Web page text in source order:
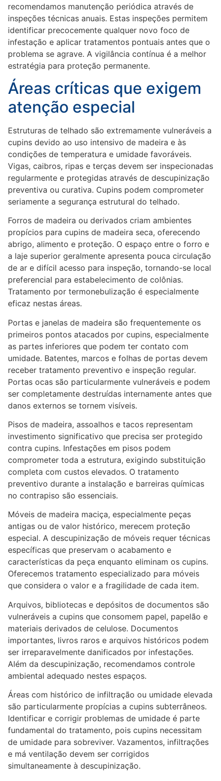
recomendamos manutenção periódica através de
inspeções técnicas anuais. Estas inspeções permitem
identificar precocemente qualquer novo foco de
infestação e aplicar tratamentos pontuais antes que o
problema se agrave. A vigilância contínua é a melhor
estratégia para proteção permanente.
Áreas críticas que exigem
atenção especial
Estruturas de telhado são extremamente vulneráveis a
cupins devido ao uso intensivo de madeira e às
condições de temperatura e umidade favoráveis.
Vigas, caibros, ripas e terças devem ser inspecionadas
regularmente e protegidas através de descupinização
preventiva ou curativa. Cupins podem comprometer
seriamente a segurança estrutural do telhado.
Forros de madeira ou derivados criam ambientes
propícios para cupins de madeira seca, oferecendo
abrigo, alimento e proteção. O espaço entre o forro e
a laje superior geralmente apresenta pouca circulação
de ar e difícil acesso para inspeção, tornando-se local
preferencial para estabelecimento de colônias.
Tratamento por termonebulização é especialmente
eficaz nestas áreas.
Portas e janelas de madeira são frequentemente os
primeiros pontos atacados por cupins, especialmente
as partes inferiores que podem ter contato com
umidade. Batentes, marcos e folhas de portas devem
receber tratamento preventivo e inspeção regular.
Portas ocas são particularmente vulneráveis e podem
ser completamente destruídas internamente antes que
danos externos se tornem visíveis.
Pisos de madeira, assoalhos e tacos representam
investimento significativo que precisa ser protegido
contra cupins. Infestações em pisos podem
comprometer toda a estrutura, exigindo substituição
completa com custos elevados. O tratamento
preventivo durante a instalação e barreiras químicas
no contrapiso são essenciais.
Móveis de madeira maciça, especialmente peças
antigas ou de valor histórico, merecem proteção
especial. A descupinização de móveis requer técnicas
específicas que preservam o acabamento e
características da peça enquanto eliminam os cupins.
Oferecemos tratamento especializado para móveis
que considera o valor e a fragilidade de cada item.
Arquivos, bibliotecas e depósitos de documentos são
vulneráveis a cupins que consomem papel, papelão e
materiais derivados de celulose. Documentos
importantes, livros raros e arquivos históricos podem
ser irreparavelmente danificados por infestações.
Além da descupinização, recomendamos controle
ambiental adequado nestes espaços.
Áreas com histórico de infiltração ou umidade elevada
são particularmente propícias a cupins subterrâneos.
Identificar e corrigir problemas de umidade é parte
fundamental do tratamento, pois cupins necessitam
de umidade para sobreviver. Vazamentos, infiltrações
e má ventilação devem ser corrigidos
simultaneamente à descupinização.